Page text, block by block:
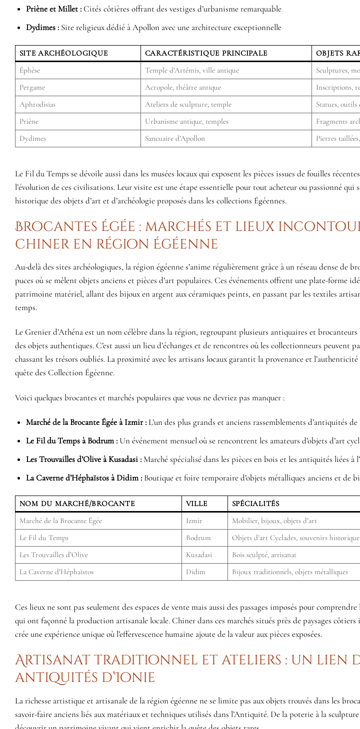
Priène et Millet :Cités côtières offrant des vestiges d’urbanisme remarquable
Dydimes : Site religieux dédié à Apollon avec une architecture exceptionnelle
SITE ARCHÉOLOGIQUE CARACTÉRISTIQUE PRINCIPALE
OBJETS
Éphèse
Temple d’Artémis, ville antique
Sculptures,
Pergame
Acropole, théâtre antique
Inscriptions,
Aphrodisias
Ateliers de sculpture, temple
Statues,
Priène
Urbanisme antique, temples
Fragments
Dydimes
Sancuaire d’Apollon Pierres
Le Fil du Temps se dévoile aussi dans les musées locaux qui exposent les pièces issues de fouilles
l’évolution de ces civilisations. Leur visite est une étape essentielle pour tout acheteur ou passionné qui
historique des objets d’art et d’archéologie proposés dans les collections Égéennes.
Brocantes Égée : marchés et lieux
chiner en région Égéenne
Au-delà des sites archéologiques, la région égéenne s’anime régulièrement grâce à un réseau dense de
puces où se mêlent objets anciens et pièces d’art populaires. Ces événements offrent une plate-forme
patrimoine matériel, allant des bijoux en argent aux céramiques peints, en passant par les textiles
temps.
Le Grenier d’Athéna est un nom célèbre dans la région, regroupant plusieurs antiquaires et
des objets authentiques. C’est aussi un lieu d’échanges et de rencontres où les collectionneurs peuvent
chassant les trésors oubliés. La proximité avec les artisans locaux garantit la provenance et
quête des Collection Égéenne.
Voici quelques brocantes et marchés populaires que vous ne devriez pas manquer :
Marché de la Brocante Égée à Izmir : L’un des plus grands et anciens rassemblements d’antiquités
Le Fil du Temps à Bodrum :Un événement mensuel où se rencontrent les amateurs d’objets d’art
Les Trouvailles d’Olive à Kusadasi : Marché spécialisé dans les pièces en bois et les antiquités liées à
La Caverne d’Héphaïstos à Didim : Boutique et foire temporaire d’objets métalliques anciens et de
NOM DU MARCHÉ/BROCANTE VILLE SPÉCIALITÉS
Marché de la Brocante Égée
Izmir Mobilier, bijoux, objets d’art
Le Fil du Temps
Bodrum Objets d’art Cyclades, souvenirs
Les Trouvailles d’Olive
Kusadasi Bois sculpté, artisanat
La Caverne d’Héphaïstos
Didim Bijoux traditionnels, objets métalliques
Ces lieux ne sont pas seulement des espaces de vente mais aussi des passages imposés pour
qui ont façonné la production artisanale locale. Chiner dans ces marchés situés près de paysages côtiers
crée une expérience unique où l’effervescence humaine ajoute de la valeur aux pièces exposées.
Artisanat traditionnel et ateliers : un lien
antiquités d’Ionie
La richesse artistique et artisanale de la région égéenne ne se limite pas aux objets trouvés dans les
savoir-faire anciens liés aux matériaux et techniques utilisés dans l’Antiquité. De la poterie à la